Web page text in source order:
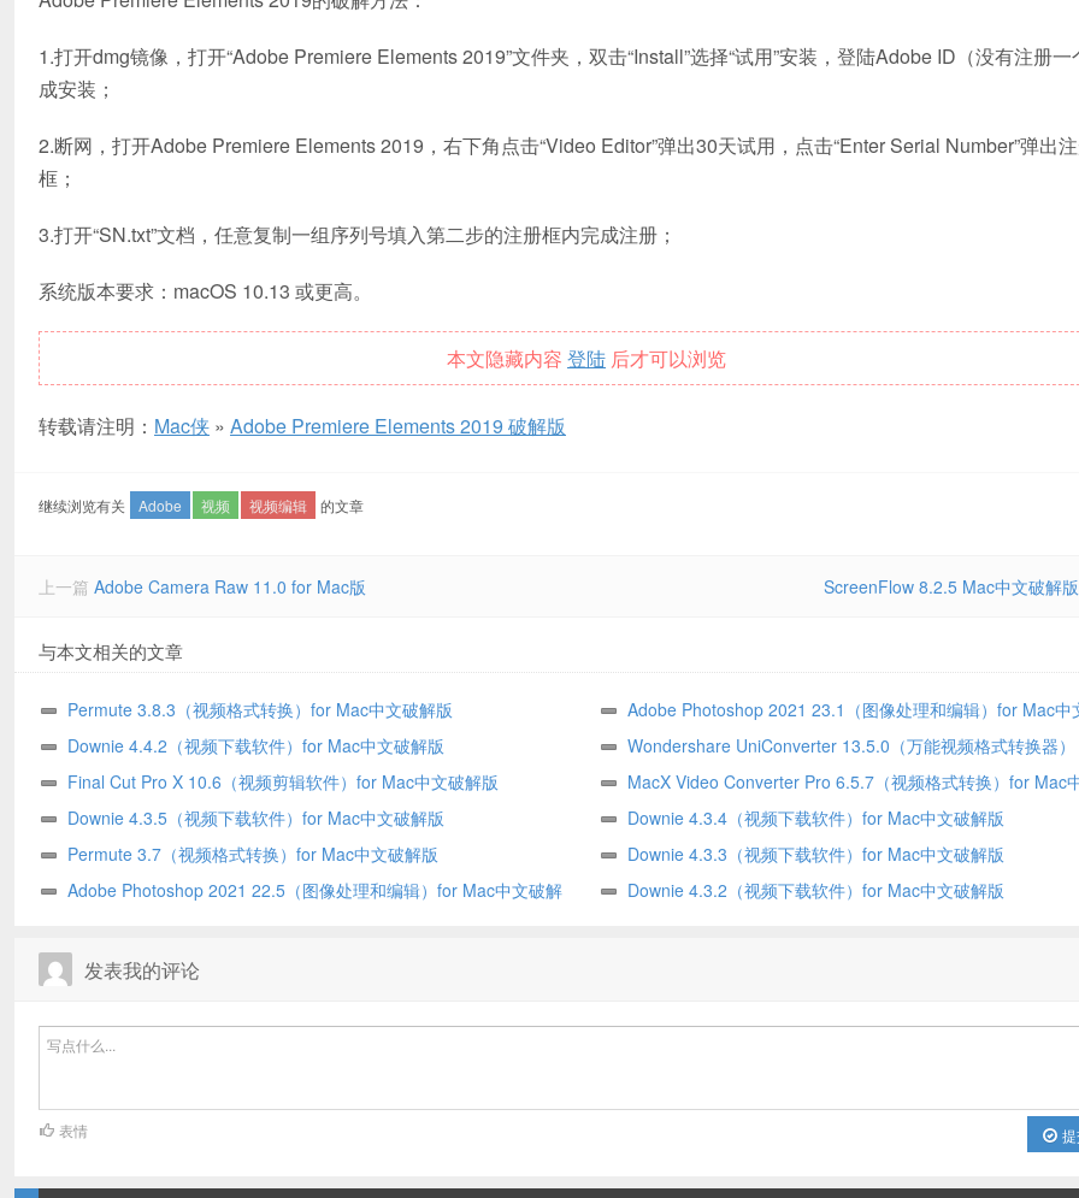
1.打开dmg镜像，打开“Adobe Premiere Elements 2019”文件夹，双击“Install”选择“试用”安装，登陆Adobe ID（没有注册
成安装；
2.断网，打开Adobe Premiere Elements 2019，右下角点击“Video Editor”弹出30天试用，点击“Enter Serial Number”弹出
框；
3.打开“SN.txt”文档，任意复制一组序列号填入第二步的注册框内完成注册；
系统版本要求：macOS 10.13 或更高。
本文隐藏内容 登陆 后才可以浏览
转载请注明： Mac侠 » Adobe Premiere Elements 2019 破解版
继续浏览有关 Adobe 视频 视频编辑 的文章
上一篇 Adobe Camera Raw 11.0 for Mac版 ScreenFlow 8.2.5 Mac中文破解版
与本文相关的文章
Permute 3.8.3（视频格式转换）for Mac中文破解版
Adobe Photoshop 2021 23.1（图像处理和编辑）for Mac中
版
Downie 4.4.2（视频下载软件）for Mac中文破解版
Wondershare UniConverter 13.5.0（万能视频格式转换器
文破解版
Final Cut Pro X 10.6（视频剪辑软件）for Mac中文破解版
MacX Video Converter Pro 6.5.7（视频格式转换）for Mac
版
Downie 4.3.5（视频下载软件）for Mac中文破解版
Downie 4.3.4（视频下载软件）for Mac中文破解版
Permute 3.7（视频格式转换）for Mac中文破解版
Downie 4.3.3（视频下载软件）for Mac中文破解版
Adobe Photoshop 2021 22.5（图像处理和编辑）for Mac中文破解
Downie 4.3.2（视频下载软件）for Mac中文破解版
发表我的评论
表情